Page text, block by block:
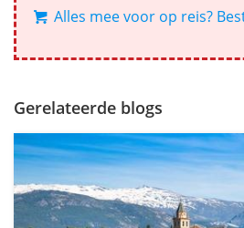
Alles mee voor op reis?
Gerelateerde blogs